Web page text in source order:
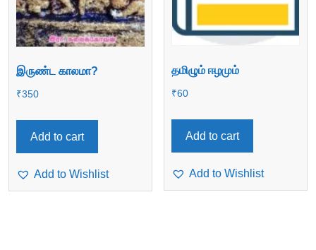
இருண்ட காலமா?
₹350
Add to cart
Add to Wishlist
தமிழும் ஈழமும்
₹60
Add to cart
Add to Wishlist